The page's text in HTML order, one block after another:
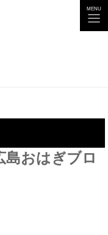
MENU
おはぎブロ